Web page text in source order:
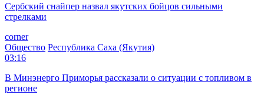
Сербский снайпер назвал якутских бойцов сильными
стрелками
corner
Общество Республика Саха (Якутия)
03:16
В Минэнерго Приморья рассказали о ситуации с топливом в
регионе